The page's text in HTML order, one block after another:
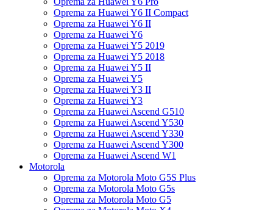
Oprema za Huawei Y6 II Compact
Oprema za Huawei Y6 II
Oprema za Huawei Y6
Oprema za Huawei Y5 2019
Oprema za Huawei Y5 2018
Oprema za Huawei Y5 II
Oprema za Huawei Y5
Oprema za Huawei Y3 II
Oprema za Huawei Y3
Oprema za Huawei Ascend G510
Oprema za Huawei Ascend Y530
Oprema za Huawei Ascend Y330
Oprema za Huawei Ascend Y300
Oprema za Huawei Ascend W1
Motorola
Oprema za Motorola Moto G5S Plus
Oprema za Motorola Moto G5s
Oprema za Motorola Moto G5